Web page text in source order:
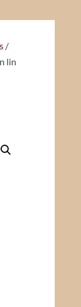
/
lin